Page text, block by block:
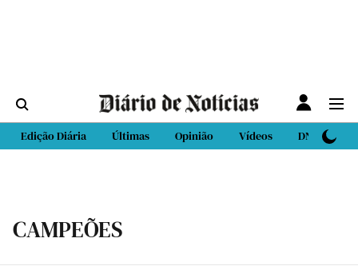
Edição Diária Últimas Opinião Vídeos DN Sport
CAMPEÕES